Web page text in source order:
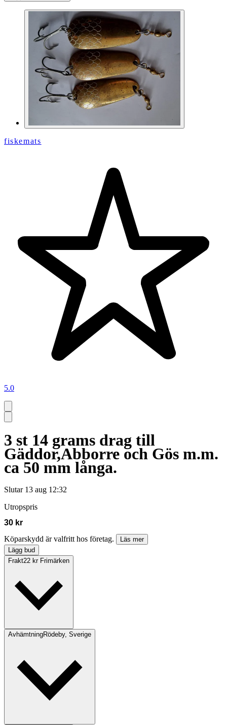
fiskemats
5.0
3 st 14 grams drag till
Gäddor,Abborre och Gös m.m.
ca 50 mm långa.
Slutar 13 aug 12:32
Utropspris
30 kr
Köparskydd är valfritt hos företag.
Läs mer
Lägg bud
Frakt22 kr Frimärken
AvhämtningRödeby, Sverige